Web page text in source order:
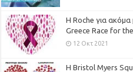
H Roche για ακόμα
Greece Race for
12 Οκτ 2021
Η Bristol Myers